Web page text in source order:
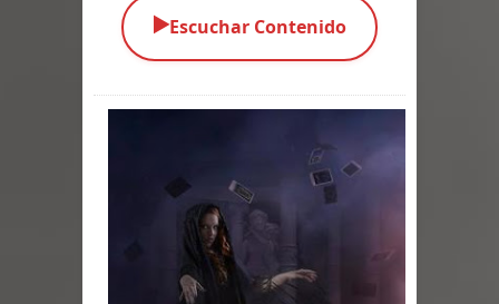
Parte 01: Escondido a Plena Luz
Parte 02: El Enemigo de mi Enemigo
Parte 06: Coletazos
▶️Escuchar Contenido